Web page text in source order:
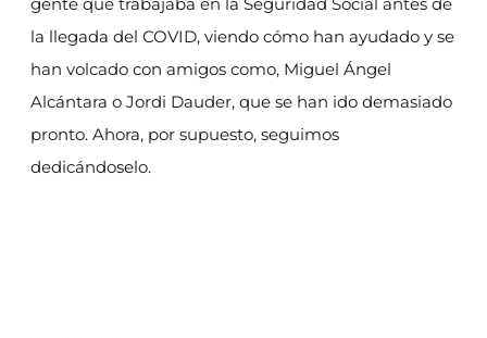
la llegada del COVID, viendo cómo han ayudado y se
han volcado con amigos como, Miguel Ángel
Alcántara o Jordi Dauder, que se han ido demasiado
pronto. Ahora, por supuesto, seguimos
dedicándoselo.